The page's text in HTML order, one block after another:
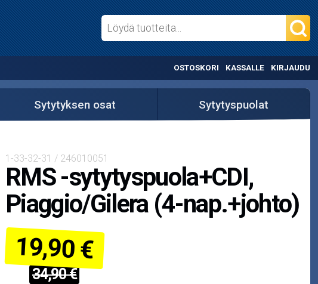
OSTOSKORI KASSALLE KIRJAUDU
Sytytyksen osat Sytytyspuolat
1-33-32-31 / 246010051
RMS -sytytyspuola+CDI,
Piaggio/Gilera (4-nap.+johto)
19,90 €
34,90 €